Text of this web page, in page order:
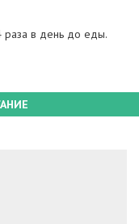
раза в день до еды.